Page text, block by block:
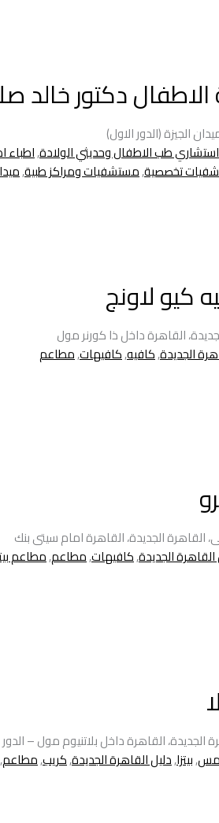
الاطفال دكتور خالد
استشاري طب الاطفال وحديثي الولادة,اطباء
تخصصية,مستشفيات ومراكز طبية,
كيو لاونج
القاهرة داخل ذا كورنر مول
الجديدة,كافيه,كافيهات,مطاعم
الجديدة,كافيهات,مطاعم,مطاعم
الجديدة، القاهرة داخل بلاتنيوم مول –
,بيتزا,دليل القاهرة الجديدة,كريب,مطاعم,